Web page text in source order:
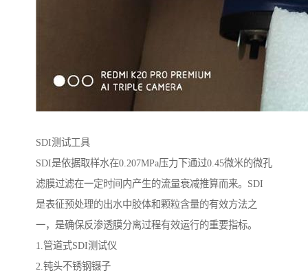
SDI测试工具
SDI是依据取样水在0.207MPa压力下通过0.45微米的微孔
滤膜过滤在一定时间内产生的流量衰减推算而来。SDI
是表征预处理的出水中胶体和颗粒含量的有效方法之
一，是确保反渗透膜分离过程有效运行的重要指标。
1.管道式SDI测试仪
2.钝头不锈钢镊子